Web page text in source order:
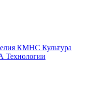
КМНС Культура
Технологии